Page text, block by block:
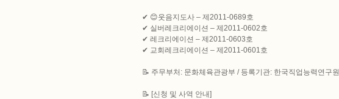
✔ 😊웃음지도사 – 제2011-0689호
✔ 실버레크리에이션 – 제2011-0602호
✔ 레크리에이션 – 제2011-0603호
✔ 교회레크리에이션 – 제2011-0601호
📝 주무부처: 문화체육관광부 / 등록기관: 한국직업능력연구원
📝 [신청 및 사역 안내]